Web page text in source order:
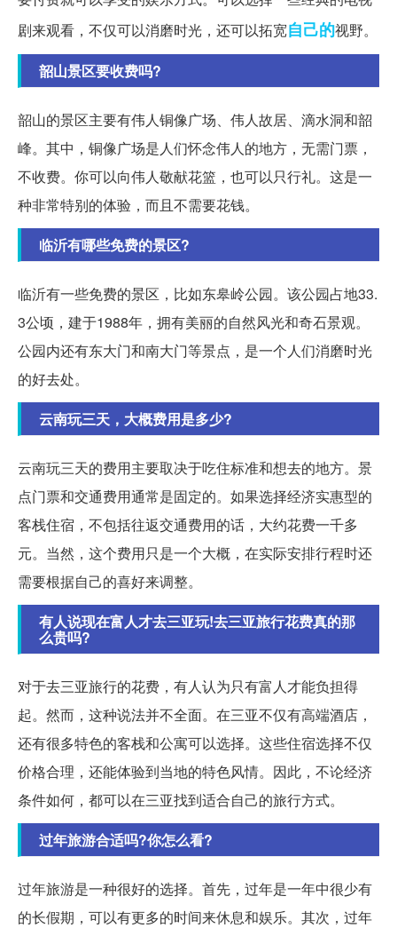
剧来观看，不仅可以消磨时光，还可以拓宽自己的视野。
韶山景区要收费吗?
韶山的景区主要有伟人铜像广场、伟人故居、滴水洞和韶
峰。其中，铜像广场是人们怀念伟人的地方，无需门票，
不收费。你可以向伟人敬献花篮，也可以只行礼。这是一
种非常特别的体验，而且不需要花钱。
临沂有哪些免费的景区?
临沂有一些免费的景区，比如东皋岭公园。该公园占地33.
3公顷，建于1988年，拥有美丽的自然风光和奇石景观。
公园内还有东大门和南大门等景点，是一个人们消磨时光
的好去处。
云南玩三天，大概费用是多少?
云南玩三天的费用主要取决于吃住标准和想去的地方。景
点门票和交通费用通常是固定的。如果选择经济实惠型的
客栈住宿，不包括往返交通费用的话，大约花费一千多
元。当然，这个费用只是一个大概，在实际安排行程时还
需要根据自己的喜好来调整。
有人说现在富人才去三亚玩!去三亚旅行花费真的那
么贵吗?
对于去三亚旅行的花费，有人认为只有富人才能负担得
起。然而，这种说法并不全面。在三亚不仅有高端酒店，
还有很多特色的客栈和公寓可以选择。这些住宿选择不仅
价格合理，还能体验到当地的特色风情。因此，不论经济
条件如何，都可以在三亚找到适合自己的旅行方式。
过年旅游合适吗?你怎么看?
过年旅游是一种很好的选择。首先，过年是一年中很少有
的长假期，可以有更多的时间来休息和娱乐。其次，过年